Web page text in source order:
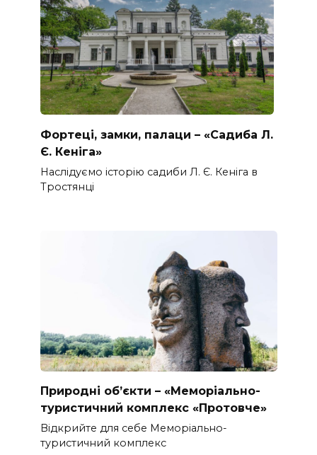
Фортеці, замки, палаци – «Садиба Л.
Є. Кеніга»
Наслідуємо історію садиби Л. Є. Кеніга в
Тростянці
Природні об’єкти – «Меморіально-
туристичний комплекс «Протовче»
Відкрийте для себе Меморіально-
туристичний комплекс